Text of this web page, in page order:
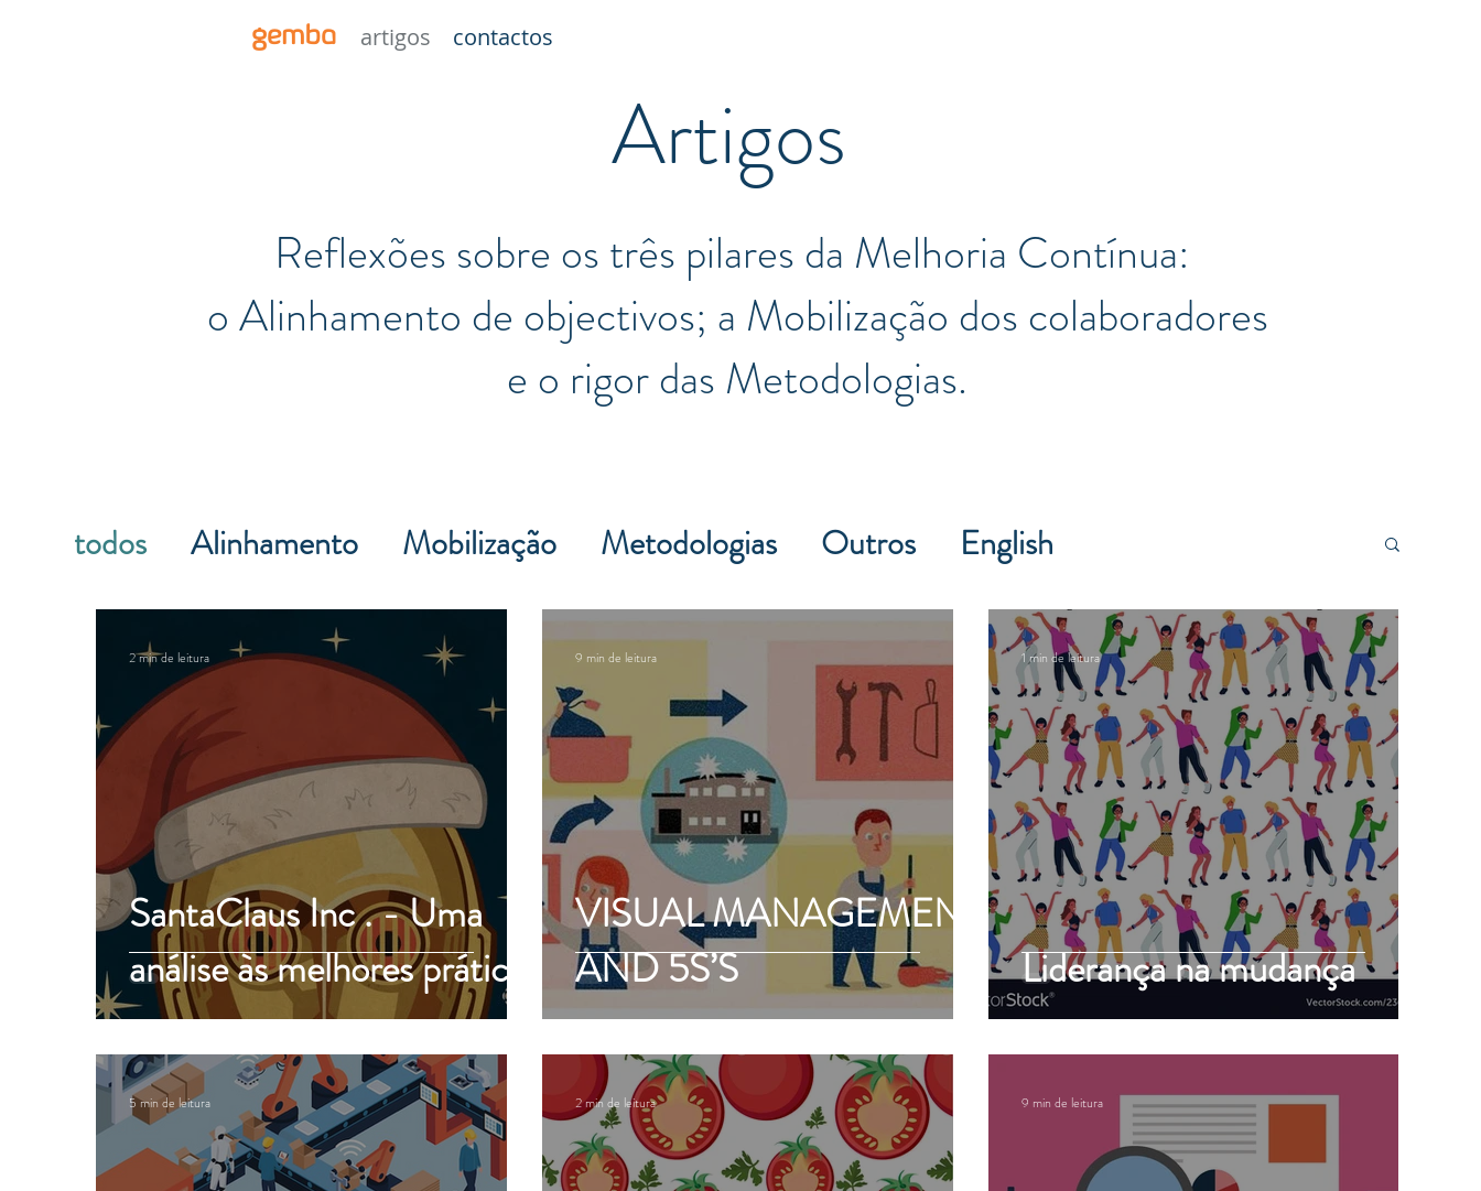
gemba artigos contactos
Artigos
Reflexões sobre os três pilares da Melhoria Contínua: ​
o Alinhamento de objectivos; a Mobilização dos colaboradores
e o rigor das Metodologias.
todos Alinhamento Mobilização Metodologias Outros English
SantaClaus Inc . - Uma
análise às melhores práticas
2 min de leitura
VISUAL MANAGEMENT
AND 5S’S
9 min de leitura
Liderança na mudança
1 min de leitura
5 min de leitura 2 min de leitura 9 min de leitura